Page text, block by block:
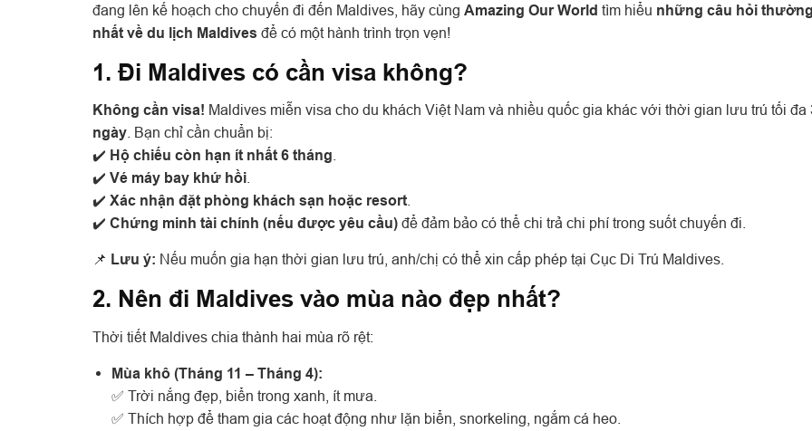
đang lên kế hoạch cho chuyến đi đến Maldives, hãy cùng Amazing Our World tìm hiểu những câu hỏi
nhất về du lịch Maldives để có một hành trình trọn vẹn!
1. Đi Maldives có cần visa không?
Không cần visa! Maldives miễn visa cho du khách Việt Nam và nhiều quốc gia khác với thời gian lưu trú tối đa
ngày . Bạn chỉ cần chuẩn bị:
✔️ Hộ chiếu còn hạn ít nhất 6 tháng
✔️ Vé máy bay khứ hồi
✔️ Xác nhận đặt phòng khách sạn hoặc resort
✔️ Chứng minh tài chính (nếu được yêu cầu) để đảm bảo có thể chi trả chi phí trong suốt chuyến đi.
📌 Lưu ý: Nếu muốn gia hạn thời gian lưu trú, anh/chị có thể xin cấp phép tại Cục Di Trú Maldives.
2. Nên đi Maldives vào mùa nào đẹp nhất?
Thời tiết Maldives chia thành hai mùa rõ rệt:
Mùa khô (Tháng 11 – Tháng 4):
✅ Trời nắng đẹp, biển trong xanh, ít mưa.
✅ Thích hợp để tham gia các hoạt động như lặn biển, snorkeling, ngắm cá heo.